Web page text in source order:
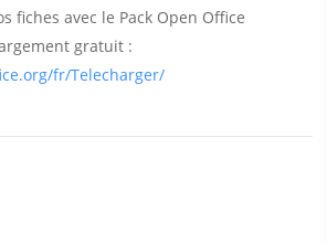
fiches avec le Pack Open Office
gratuit :
fr/Telecharger/